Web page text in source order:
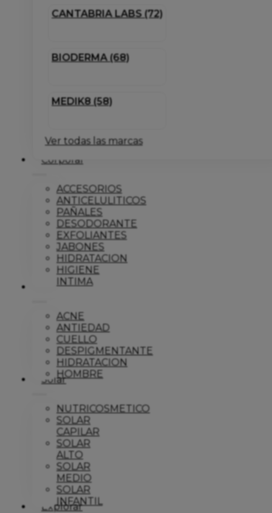
CANTABRIA LABS (72)
BIODERMA (68)
MEDIK8 (58)
Ver todas las marcas
Corporal
ACCESORIOS
ANTICELULITICOS
PAÑALES
DESODORANTE
EXFOLIANTES
JABONES
HIDRATACION
HIGIENE
INTIMA
Dermo
ACNE
ANTIEDAD
CUELLO
DESPIGMENTANTE
HIDRATACION
HOMBRE
Solar
NUTRICOSMETICO
SOLAR
CAPILAR
SOLAR
ALTO
SOLAR
MEDIO
SOLAR
INFANTIL
Explorar